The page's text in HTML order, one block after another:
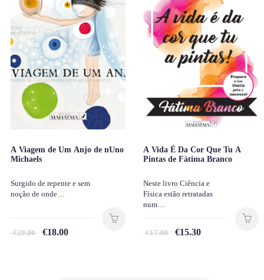
A Viagem de Um Anjo de nUno
Michaels
Surgido de repente e sem
noção de onde…
€20.00 €18.00
A Vida É Da Cor Que Tu A
Pintas de Fátima Branco
Neste livro Ciência e
Física estão retratadas
num…
€17.00 €15.30